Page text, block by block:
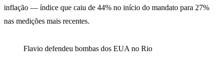
inflação — índice que caiu de 44% no início do mandato para 27%
nas medições mais recentes.
Flavio defendeu bombas dos EUA no Rio